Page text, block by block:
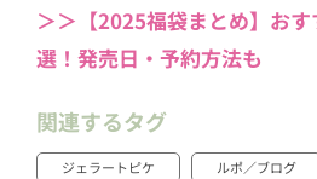
＞＞【2025福袋まとめ】お
選！発売日・予約方法も
関連するタグ
ジェラートピケ ルポ／ブログ